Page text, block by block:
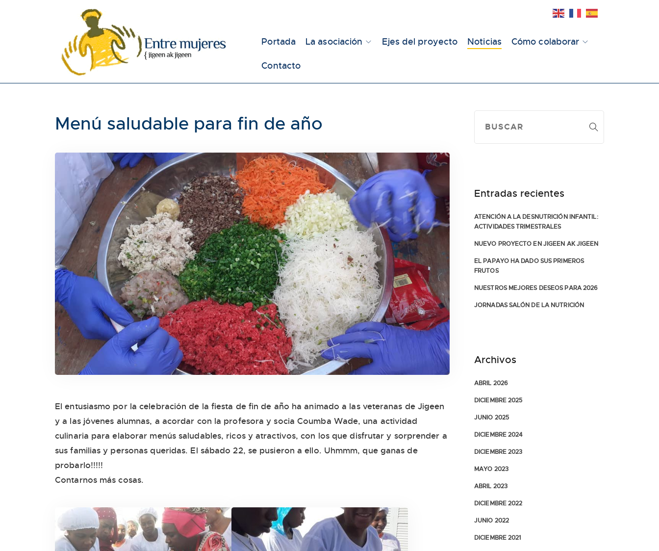
Portada La asociación Ejes del proyecto Noticias Cómo colaborar
Contacto
Menú saludable para fin de año
El entusiasmo por la celebración de la fiesta de fin de año ha animado a las veteranas de Jigeen
y a las jóvenes alumnas, a acordar con la profesora y socia Coumba Wade, una actividad
culinaria para elaborar menús saludables, ricos y atractivos, con los que disfrutar y sorprender a
sus familias y personas queridas. El sábado 22, se pusieron a ello. Uhmmm, que ganas de
probarlo!!!!!
Contarnos más cosas.
Entradas recientes
ATENCIÓN A LA DESNUTRICIÓN INFANTIL:
ACTIVIDADES TRIMESTRALES
NUEVO PROYECTO EN JIGEEN AK JIGEEN
EL PAPAYO HA DADO SUS PRIMEROS
FRUTOS
NUESTROS MEJORES DESEOS PARA 2026
JORNADAS SALÓN DE LA NUTRICIÓN
Archivos
ABRIL 2026
DICIEMBRE 2025
JUNIO 2025
DICIEMBRE 2024
DICIEMBRE 2023
MAYO 2023
ABRIL 2023
DICIEMBRE 2022
JUNIO 2022
DICIEMBRE 2021